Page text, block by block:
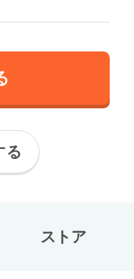
る
ストア